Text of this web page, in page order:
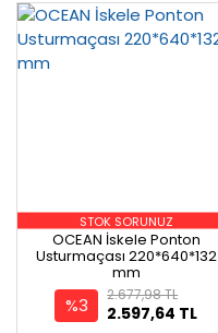
STOK SORUNUZ
OCEAN İskele Ponton
Usturmaçası 220*640*132
mm
%3 2.597,64 TL
2.677,98 TL